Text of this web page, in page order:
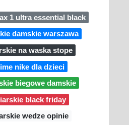
1 ultra essential black
damskie warszawa
na waska stope
nike dla dzieci
biegowe damskie
black friday
wedze opinie